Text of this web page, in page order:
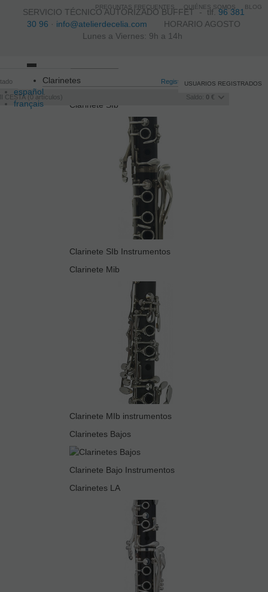
SERVICIO TÉCNICO AUTORIZADO BUFFET -tlf.96 381
30 96 · info@atelierdecelia.com HORARIO AGOSTO
Lunes a Viernes: 9h a 14h
español
français
Registro /Iniciar sesión
CESTA 0 artículos Saldo: 0 €
USUARIOS REGISTRADOS
navigation
Clarinetes
Clarinete SIb
Clarinete SIb Instrumentos
Clarinete Mib
Clarinete MIb instrumentos
Clarinetes Bajos
Clarinete Bajo Instrumentos
Clarinetes LA
PREGUNTAS FRECUENTES QUIÉNES SOMOS BLOG